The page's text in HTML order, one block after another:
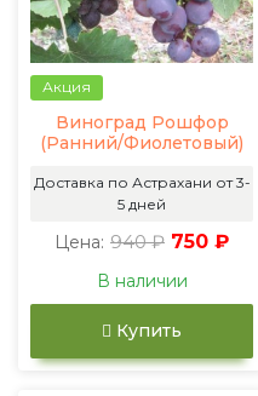
Акция
Виноград Рошфор
(Ранний/Фиолетовый)
Доставка по Астрахани от 3-
5 дней
Цена: 940 ₽ 750 ₽
В наличии
Купить